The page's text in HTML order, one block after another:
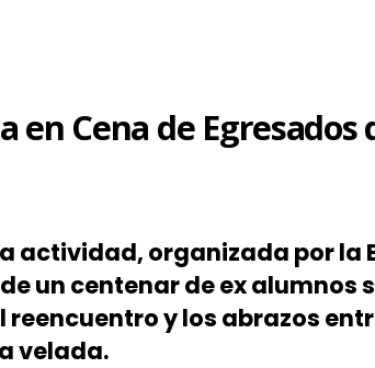
en Cena de
actividad, organizada por la
un centenar de ex
reencuentro y los abrazos
velada.